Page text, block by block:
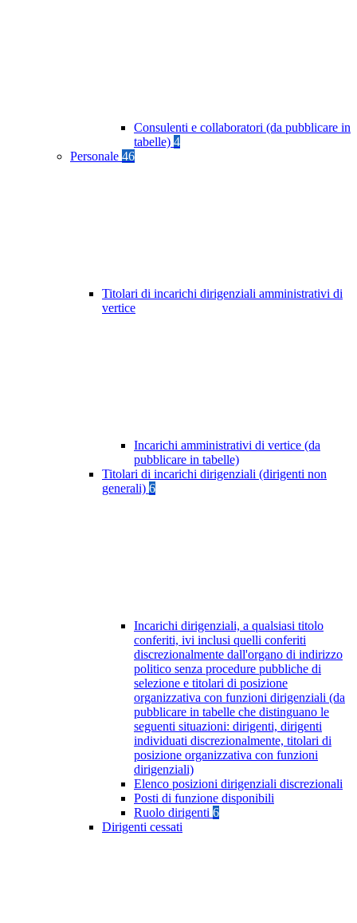
Consulenti e collaboratori (da pubblicare in
tabelle) 4
Personale 46
Titolari di incarichi dirigenziali amministrativi di
vertice
Incarichi amministrativi di vertice (da
pubblicare in tabelle)
Titolari di incarichi dirigenziali (dirigenti non
generali) 6
Incarichi dirigenziali, a qualsiasi titolo
conferiti, ivi inclusi quelli conferiti
discrezionalmente dall'organo di indirizzo
politico senza procedure pubbliche di
selezione e titolari di posizione
organizzativa con funzioni dirigenziali (da
pubblicare in tabelle che distinguano le
seguenti situazioni: dirigenti, dirigenti
individuati discrezionalmente, titolari di
posizione organizzativa con funzioni
dirigenziali)
Elenco posizioni dirigenziali discrezionali
Posti di funzione disponibili
Ruolo dirigenti 6
Dirigenti cessati